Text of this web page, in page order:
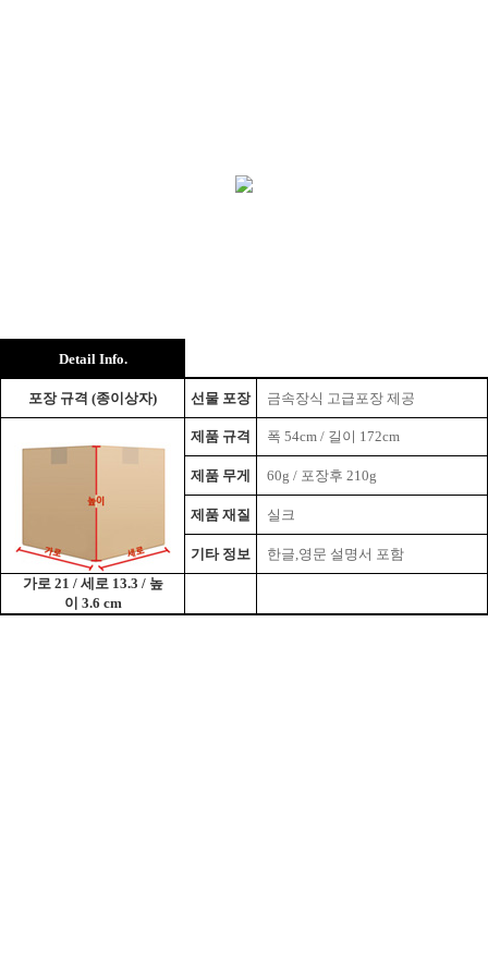
Detail Info.
포장 규격 (종이상자) 선물 포장 금속장식 고급포장 제공
제품 규격 폭 54cm / 길이 172cm
제품 무게 60g / 포장후 210g
제품 재질 실크
기타 정보 한글,영문 설명서 포함
가로 21 / 세로 13.3 / 높
이 3.6 cm